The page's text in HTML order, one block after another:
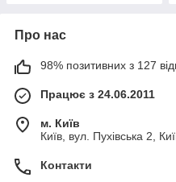
Про нас
98% позитивних з 127
Працює з 24.06.2011
м. Київ
Київ, вул. Пухівська 2,
Контакти